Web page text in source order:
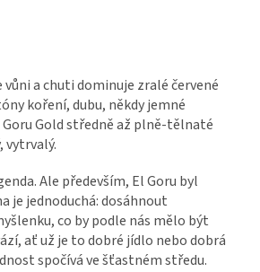
a chuti dominuje zralé červené
koření, dubu, někdy jemné
Gold středně až plně-tělnaté
vytrvalý.
Ale především, El Goru byl
je jednoduchá: dosáhnout
co by podle nás mělo být
ať už je to dobré jídlo nebo dobrá
spočívá ve šťastném středu.